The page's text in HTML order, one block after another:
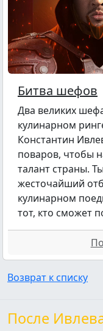
Битва шефов
Два великих
кулинарном
Константин
поваров, чтобы
талант страны.
жесточайший
кулинарном
тот, кто сможет
Возврат к списку
После